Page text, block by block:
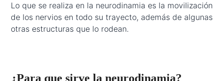
Lo que se realiza en la neurodinamia es la movilización
de los nervios en todo su trayecto, además de algunas
otras estructuras que lo rodean.
¿Para que sirve la neurodinamia?